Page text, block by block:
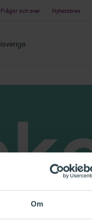
Om
Frågor och svar Nyhetsbrev